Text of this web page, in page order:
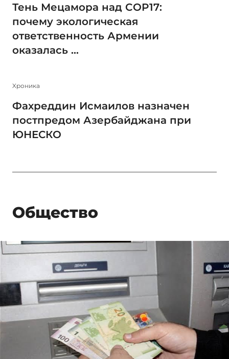
Тень Мецамора над COP17:
почему экологическая
ответственность Армении
оказалась ...
Xроника
Фахреддин Исмаилов назначен
постпредом Азербайджана при
ЮНЕСКО
Общество